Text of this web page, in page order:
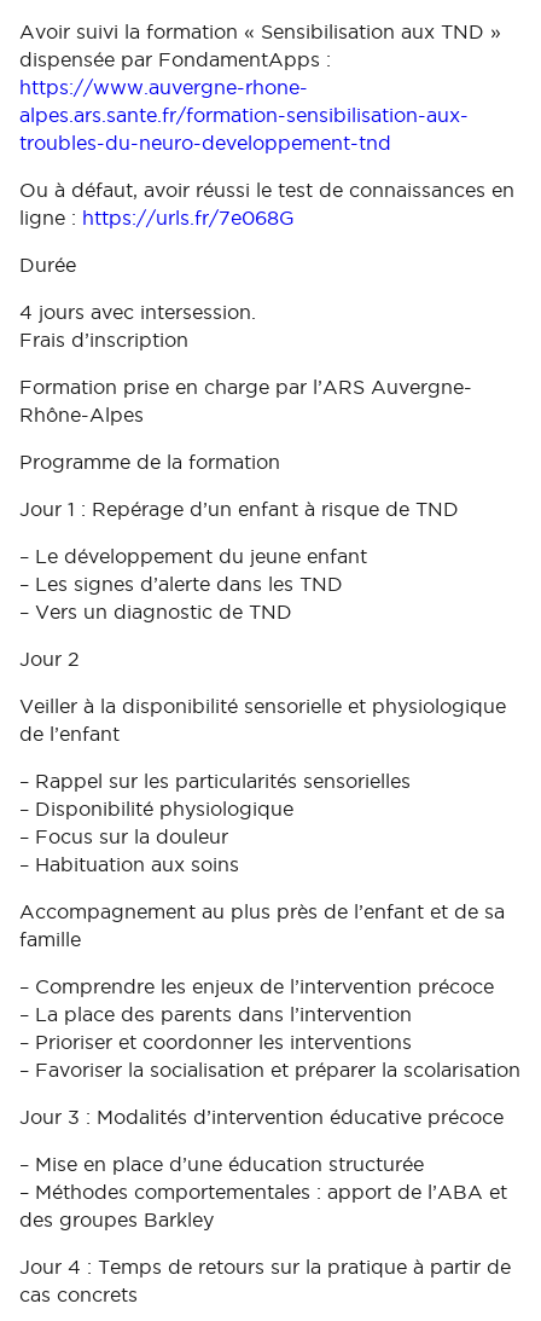
Avoir suivi la formation « Sensibilisation aux TND »
dispensée par FondamentApps :
https://www.auvergne-rhone-
alpes.ars.sante.fr/formation-sensibilisation-aux-
troubles-du-neuro-developpement-tnd
Ou à défaut, avoir réussi le test de connaissances en
ligne : https://urls.fr/7e068G
Durée
4 jours avec intersession.
Frais d’inscription
Formation prise en charge par l’ARS Auvergne-
Rhône-Alpes
Programme de la formation
Jour 1 : Repérage d’un enfant à risque de TND
– Le développement du jeune enfant
– Les signes d’alerte dans les TND
– Vers un diagnostic de TND
Jour 2
Veiller à la disponibilité sensorielle et physiologique
de l’enfant
– Rappel sur les particularités sensorielles
– Disponibilité physiologique
– Focus sur la douleur
– Habituation aux soins
Accompagnement au plus près de l’enfant et de sa
famille
– Comprendre les enjeux de l’intervention précoce
– La place des parents dans l’intervention
– Prioriser et coordonner les interventions
– Favoriser la socialisation et préparer la scolarisation
Jour 3 : Modalités d’intervention éducative précoce
– Mise en place d’une éducation structurée
– Méthodes comportementales : apport de l’ABA et
des groupes Barkley
Jour 4 : Temps de retours sur la pratique à partir de
cas concrets